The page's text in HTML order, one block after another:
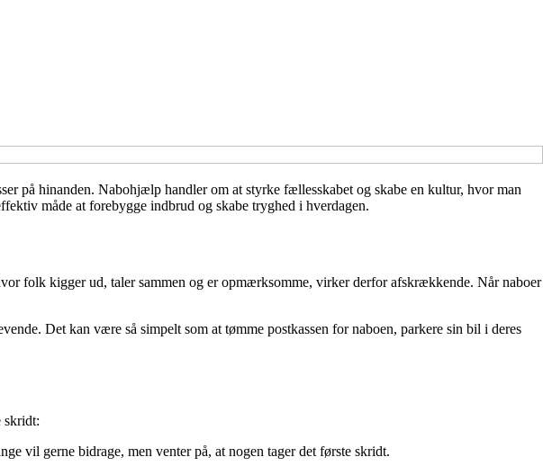
på hinanden. Nabohjælp handler om at styrke fællesskabet og skabe en kultur, hvor man
måde at forebygge indbrud og skabe tryghed i hverdagen.
folk kigger ud, taler sammen og er opmærksomme, virker derfor afskrækkende. Når naboer
Det kan være så simpelt som at tømme postkassen for naboen, parkere sin bil i deres
skridt:
vil gerne bidrage, men venter på, at nogen tager det første skridt.